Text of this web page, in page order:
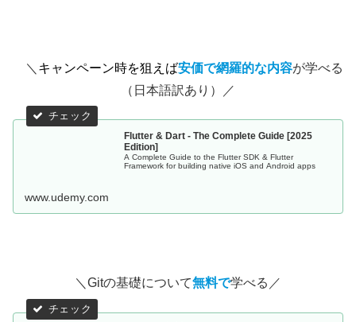
＼ キャンペーン時を狙えば安価で網羅的な内容が学べる
（日本語訳あり）／
Flutter & Dart - The Complete Guide [2025
Edition]
A Complete Guide to the Flutter SDK & Flutter
Framework for building native iOS and Android apps
www.udemy.com
＼Gitの基礎について無料で学べる／